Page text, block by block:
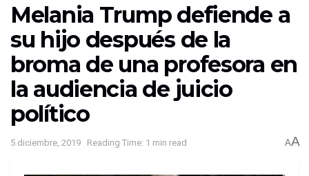
Melania Trump defiende a
su hijo después de la
broma de una profesora en
la audiencia de juicio
político
5 diciembre, 2019 Reading Time: 1 min read AA